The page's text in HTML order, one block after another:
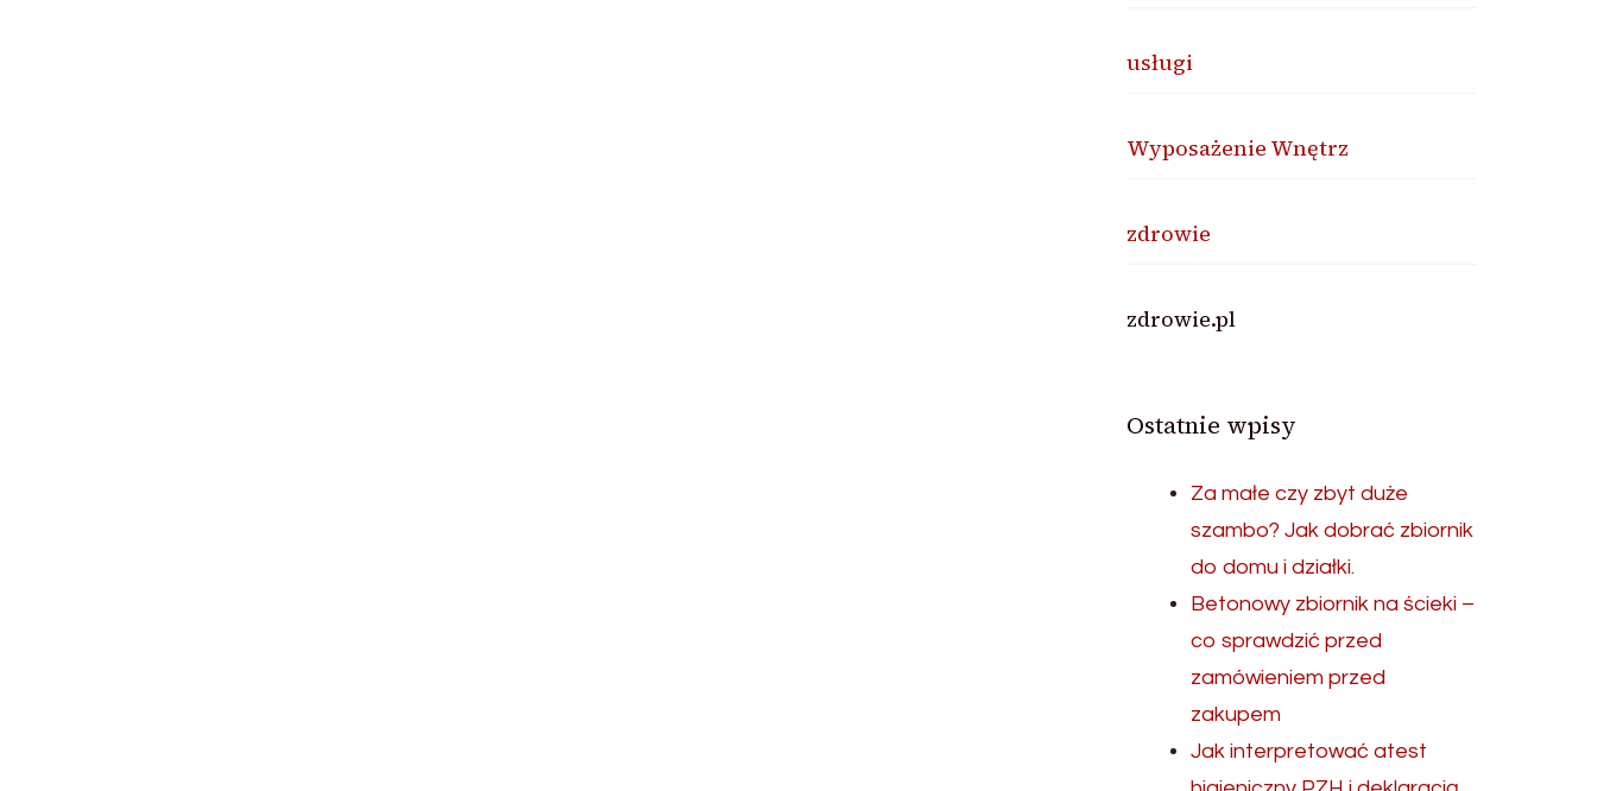
usługi
Wyposażenie Wnętrz
zdrowie
zdrowie.pl
Ostatnie wpisy
Za małe czy zbyt duże
szambo? Jak dobrać zbiornik
do domu i działki.
Betonowy zbiornik na ścieki –
co sprawdzić przed
zamówieniem przed
zakupem
Jak interpretować atest